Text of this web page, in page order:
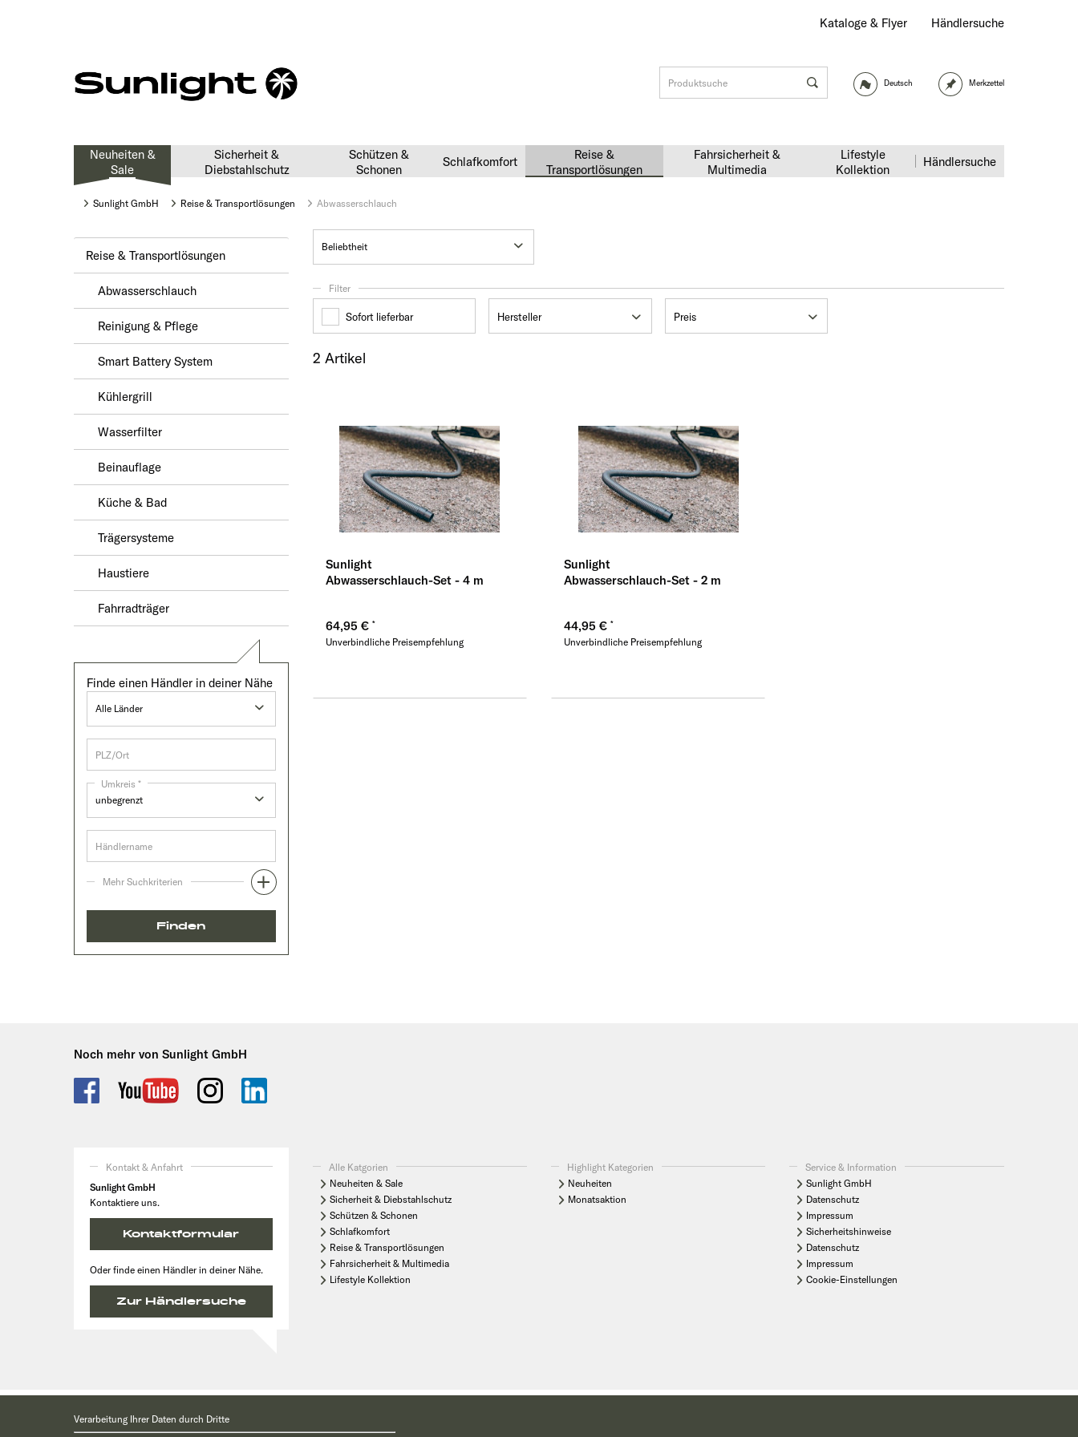
Kataloge & Flyer Händlersuche
Deutsch Merkzettel
Neuheiten &
Sale
Sicherheit &
Diebstahlschutz
Schützen &
Schonen
Schlafkomfort
Reise &
Transportlösungen
Fahrsicherheit &
Multimedia
Lifestyle
Kollektion
Händlersuche
Sunlight GmbH Reise & Transportlösungen Abwasserschlauch
Reise & Transportlösungen
Abwasserschlauch
Reinigung & Pflege
Smart Battery System
Kühlergrill
Wasserfilter
Beinauflage
Küche & Bad
Trägersysteme
Haustiere
Fahrradträger
Finde einen Händler in deiner Nähe
Umkreis *
Mehr Suchkriterien
Finden
Filter
Sofort lieferbar Hersteller Preis
Übernehmen
2 Artikel
Sunlight
Abwasserschlauch-Set - 4 m
64,95 €
Unverbindliche Preisempfehlung
Sunlight
Abwasserschlauch-Set - 2 m
44,95 €
Unverbindliche Preisempfehlung
Noch mehr von Sunlight GmbH
Kontakt & Anfahrt
Sunlight GmbH
Kontaktiere uns.
Kontaktformular
Oder finde einen Händler in deiner Nähe.
Zur Händlersuche
Alle Katgorien
Neuheiten & Sale
Sicherheit & Diebstahlschutz
Schützen & Schonen
Schlafkomfort
Reise & Transportlösungen
Fahrsicherheit & Multimedia
Lifestyle Kollektion
Highlight Kategorien
Neuheiten
Monatsaktion
Service & Information
Sunlight GmbH
Datenschutz
Impressum
Sicherheitshinweise
Datenschutz
Impressum
Cookie-Einstellungen
Verarbeitung Ihrer Daten durch Dritte